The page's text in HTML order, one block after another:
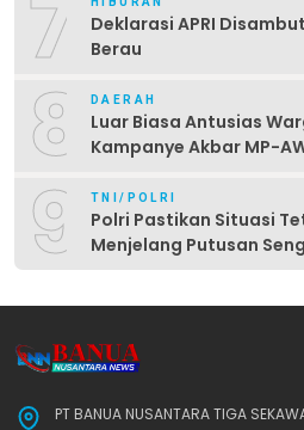
7
Deklarasi APRI
Berau
8 DAERAH
Luar Biasa Antusias
Kampanye Akbar MP-
9 TNI/POLRI
Polri Pastikan Situasi
Menjelang Putusan
PT BANUA NUSANTARA TIGA